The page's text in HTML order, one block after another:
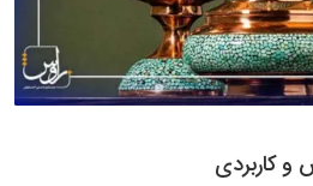
کاربردی